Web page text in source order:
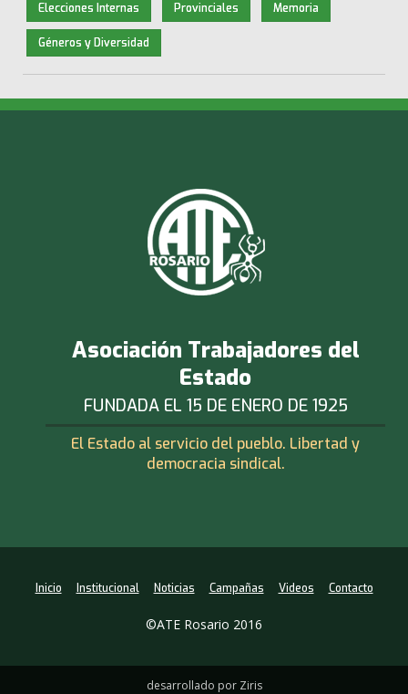
Elecciones Internas Provinciales Memoria
Géneros y Diversidad
Asociación Trabajadores del
Estado
FUNDADA EL 15 DE ENERO DE 1925
El Estado al servicio del pueblo. Libertad y
democracia sindical.
Inicio Institucional Noticias Campañas Videos Contacto
©ATE Rosario 2016
desarrollado por Ziris